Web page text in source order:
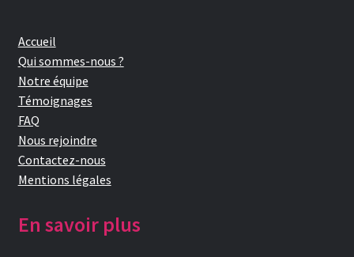
Accueil
Qui sommes-nous ?
Notre équipe
Témoignages
FAQ
Nous rejoindre
Contactez-nous
Mentions légales
En savoir plus